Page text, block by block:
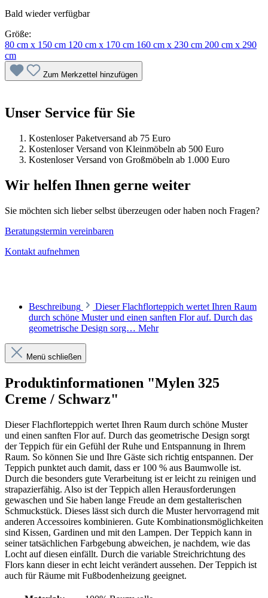
Bald wieder verfügbar
Größe:
80 cm x 150 cm 120 cm x 170 cm 160 cm x 230 cm 200 cm x 290
cm
Zum Merkzettel hinzufügen
Unser Service für Sie
Kostenloser Paketversand ab 75 Euro
Kostenloser Versand von Kleinmöbeln ab 500 Euro
Kostenloser Versand von Großmöbeln ab 1.000 Euro
Wir helfen Ihnen gerne weiter
Sie möchten sich lieber selbst überzeugen oder haben noch Fragen?
Beratungstermin vereinbaren
Kontakt aufnehmen
Beschreibung
Dieser Flachflorteppich wertet Ihren Raum
durch schöne Muster und einen sanften Flor auf. Durch das
geometrische Design sorg… Mehr
Menü schließen
Produktinformationen "Mylen 325
Creme / Schwarz"
Dieser Flachflorteppich wertet Ihren Raum durch schöne Muster
und einen sanften Flor auf. Durch das geometrische Design sorgt
der Teppich für ein Gefühl der Ruhe und Entspannung in Ihrem
Raum. So können Sie und Ihre Gäste sich richtig entspannen. Der
Teppich punktet auch damit, dass er 100 % aus Baumwolle ist.
Durch die besonders gute Verarbeitung ist er leicht zu reinigen und
strapazierfähig. Also ist der Teppich allen Herausforderungen
gewaschen und Sie haben lange Freude an dem gestalterischen
Schmuckstück. Dieses lässt sich durch die Muster hervorragend mit
anderen Accessoires kombinieren. Gute Kombinationsmöglichkeiten
sind Kissen, Gardinen und mit den Lampen. Der Teppich kann in
seiner tatsächlichen Farbgebung abweichen, je nachdem, wie das
Locht auf diesen einfällt. Durch die variable Streichrichtung des
Flors kann dieser in echt leicht verändert aussehen. Der Teppich ist
auch für Räume mit Fußbodenheizung geeignet.